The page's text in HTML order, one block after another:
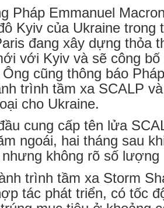
Pháp Emmanuel
Kyiv của Ukraine trong
đang xây dựng thỏa
với Kyiv và sẽ công bố
cũng thông báo
trình tầm xa SCALP
cho Ukraine.
cung cấp tên lửa
ngoái, hai tháng sau
không rõ số lượng
trình tầm xa Storm
tác phát triển, có tốc